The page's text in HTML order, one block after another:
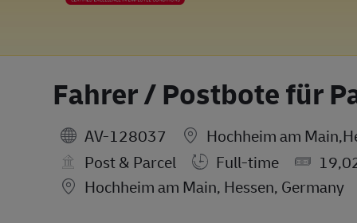
Fahrer / Postbote für
AV-128037
Hochheim am
Post & Parcel
Full-time
Location
Hochheim am Main, Hessen, Germany